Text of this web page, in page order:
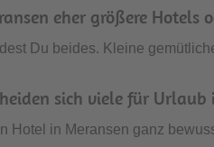
eher größere Hotels
Du beides. Kleine
sich viele für Urlaub
Hotel in Meransen ganz